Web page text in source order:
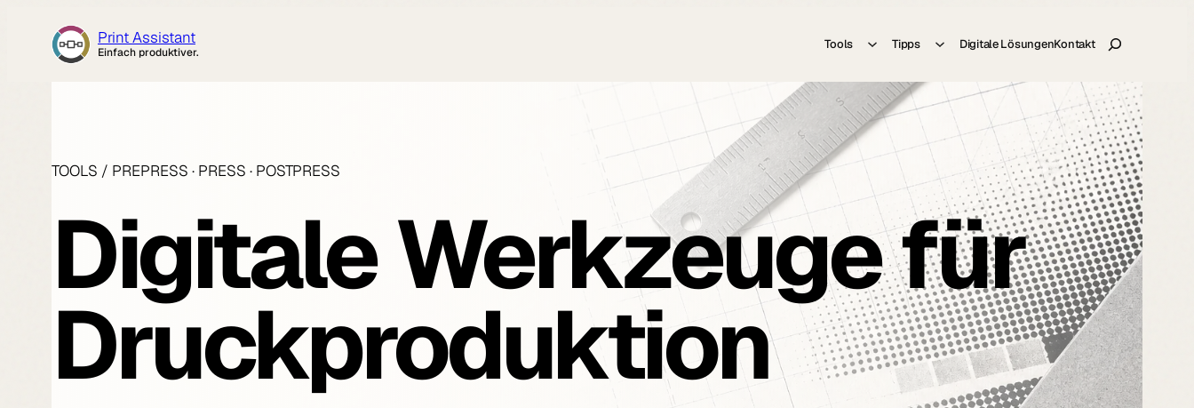
springen
Print Assistant
Einfach produktiver.
Tools Tipps Digitale LösungenKontakt Suche
TOOLS / PREPRESS · PRESS · POSTPRESS
Digitale Werkzeuge für
Druckproduktion